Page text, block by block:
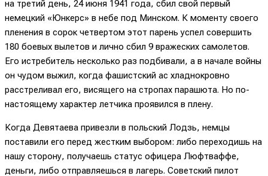
на третий день, 24 июня 1941 года, сбил свой первый
немецкий «Юнкерс» в небе под Минском. К моменту своего
пленения в сорок четвертом этот парень успел совершить
180 боевых вылетов и лично сбил 9 вражеских самолетов.
Его истребитель несколько раз подбивали, а в начале войны
он чудом выжил, когда фашистский ас хладнокровно
расстреливал его, висящего на стропах парашюта. Но по-
настоящему характер летчика проявился в плену.
Когда Девятаева привезли в польский Лодзь, немцы
поставили его перед жестким выбором: либо переходишь на
нашу сторону, получаешь статус офицера Люфтваффе,
деньги, либо отправляешься в лагерь. Советский пилот